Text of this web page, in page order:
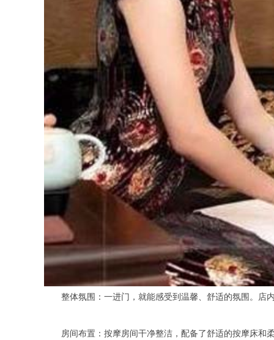
整体氛围：一进门，就能感受到温馨、舒适的氛围。店内
房间布置：按摩房间干净整洁，配备了舒适的按摩床和柔